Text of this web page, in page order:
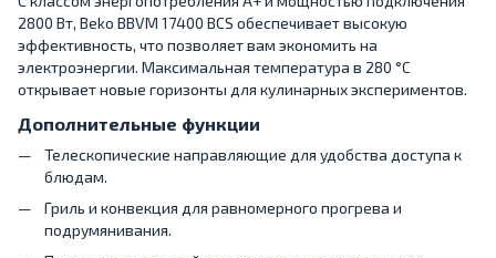
2800 Вт, Beko BBVM 17400 BCS обеспечивает высокую
эффективность, что позволяет вам экономить на
электроэнергии. Максимальная температура в 280 °C
открывает новые горизонты для кулинарных экспериментов.
Дополнительные функции
Телескопические направляющие для удобства доступа к
блюдам.
Гриль и конвекция для равномерного прогрева и
подрумянивания.